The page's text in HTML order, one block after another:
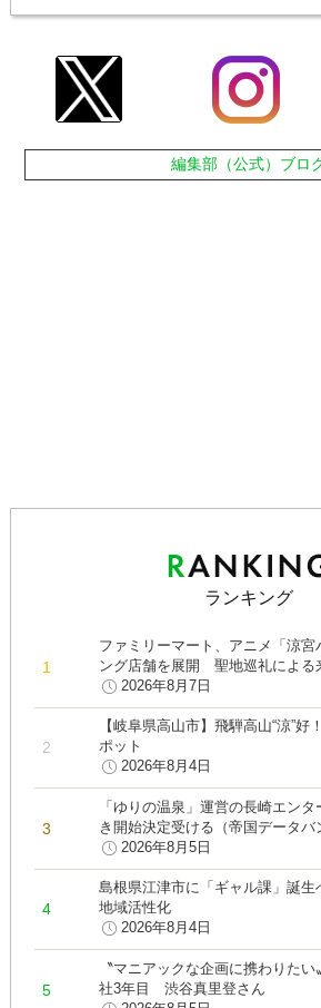
編集部（公式）ブロ
ランキング
ファミリーマート、アニメ「涼
ング店舗を展開 聖地巡礼による
2026年8月7日
【岐阜県高山市】飛騨高山“涼”
ポット
2026年8月4日
「ゆりの温泉」運営の長崎エン
き開始決定受ける（帝国データバ
2026年8月5日
島根県江津市に「ギャル課」誕
地域活性化
2026年8月4日
〝マニアックな企画に携わりた
社3年目 渋谷真里登さん